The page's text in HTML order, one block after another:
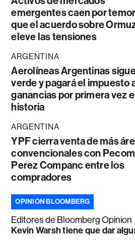
emergentes caen por
que el acuerdo sobre
eleve las tensiones
ARGENTINA
Aerolíneas Argentinas
verde y pagará el impuesto
ganancias por primera vez
historia
ARGENTINA
YPF cierra venta de más
convencionales con
Perez Companc entre los
compradores
OPINIÓN BLOOMBERG
Editores de Bloomberg Opinion
Kevin Warsh tiene que dar